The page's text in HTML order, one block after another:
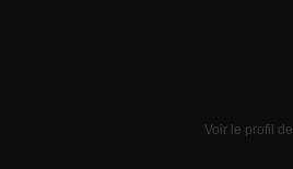
Voir le profil de